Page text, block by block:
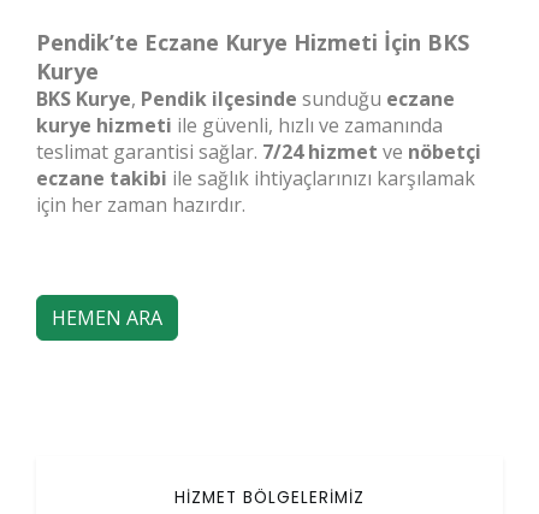
Pendik’te Eczane Kurye Hizmeti İçin BKS
Kurye
BKS Kurye, Pendik ilçesinde sunduğu eczane
kurye hizmeti ile güvenli, hızlı ve zamanında
teslimat garantisi sağlar. 7/24 hizmet ve nöbetçi
eczane takibi ile sağlık ihtiyaçlarınızı karşılamak
için her zaman hazırdır.
HEMEN ARA
HİZMET BÖLGELERİMİZ